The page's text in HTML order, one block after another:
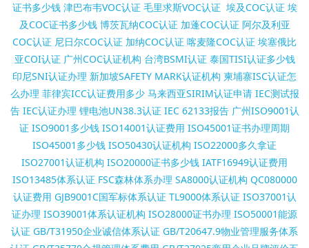
证书多少钱 津巴布韦VOC认证 毛里求斯VOC认证 埃及COC认证 埃
及COC证书多少钱 博茨瓦纳COC认证 加蓬COC认证 阿尔及利亚
COC认证 尼日尔COC认证 加纳COC认证 喀麦隆COC认证 埃塞俄比
亚COI认证 广州COC认证机构 台湾BSMI认证 泰国TISI认证多少钱
印尼SNI认证办理 新加坡SAFETY MARK认证机构 柬埔寨ISC认证怎
么办理 菲律宾ICC认证费用多少 马来西亚SIRIM认证申请 IEC测试报
告 IEC认证办理 锂电池UN38.3认证 IEC 62133报告 广州ISO9001认
证 ISO9001多少钱 ISO14001认证费用 ISO45001证书办理周期
ISO45001多少钱 ISO50430认证机构 ISO22000多久拿证
ISO27001认证机构 ISO20000证书多少钱 IATF16949认证费用
ISO13485体系认证 FSC森林体系办理 SA8000认证机构 QC080000
认证费用 GJB9001C国军标体系认证 TL9000体系认证 ISO37001认
证办理 ISO39001体系认证机构 ISO28000证书办理 ISO50001能源
认证 GB/T31950企业诚信体系认证 GB/T20647.9物业管理服务体系